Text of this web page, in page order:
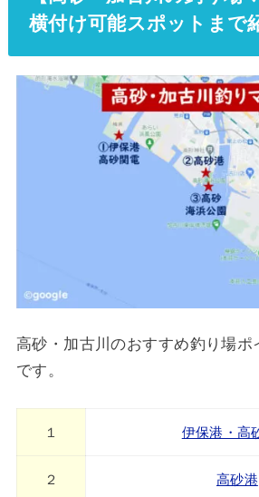
横付け可能スポットまで
高砂・加古川のおすすめ釣り場ポ
です。
１ 伊保港・高
２ 高砂港